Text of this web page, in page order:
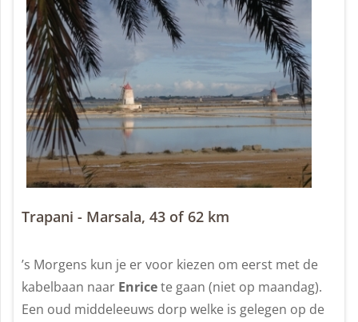
Trapani - Marsala, 43 of 62 km
’s Morgens kun je er voor kiezen om eerst met de
kabelbaan naar Enricete gaan (niet op maandag).
Een oud middeleeuws dorp welke is gelegen op de